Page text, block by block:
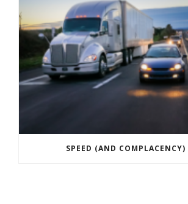
SPEED (AND COMPLACENCY)